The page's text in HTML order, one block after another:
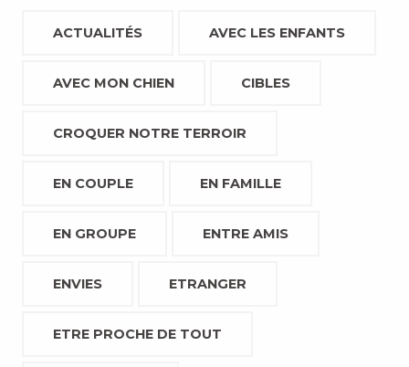
ACTUALITÉS AVEC LES ENFANTS
AVEC MON CHIEN CIBLES
CROQUER NOTRE TERROIR
EN COUPLE EN FAMILLE
EN GROUPE ENTRE AMIS
ENVIES ETRANGER
ETRE PROCHE DE TOUT